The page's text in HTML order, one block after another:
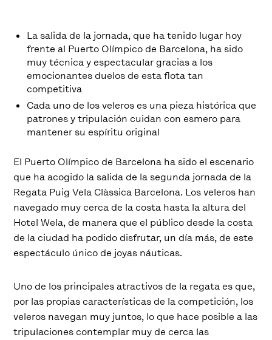
La salida de la jornada, que ha tenido lugar hoy
frente al Puerto Olímpico de Barcelona, ha sido
muy técnica y espectacular gracias a los
emocionantes duelos de esta flota tan
competitiva
Cada uno de los veleros es una pieza histórica que
patrones y tripulación cuidan con esmero para
mantener su espíritu original
El Puerto Olímpico de Barcelona ha sido el escenario
que ha acogido la salida de la segunda jornada de la
Regata Puig Vela Clàssica Barcelona. Los veleros han
navegado muy cerca de la costa hasta la altura del
Hotel Wela, de manera que el público desde la costa
de la ciudad ha podido disfrutar, un día más, de este
espectáculo único de joyas náuticas.
Uno de los principales atractivos de la regata es que,
por las propias características de la competición, los
veleros navegan muy juntos, lo que hace posible a las
tripulaciones contemplar muy de cerca las